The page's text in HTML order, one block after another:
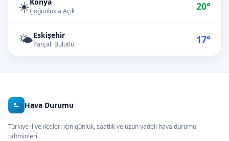
☀️Çoğunlukla Açık 20°
🌤️Eskişehir
Parçalı Bulutlu 17°
Hava Durumu
Türkiye il ve ilçeleri için günlük, saatlik ve uzun vadeli hava durumu
tahminleri.